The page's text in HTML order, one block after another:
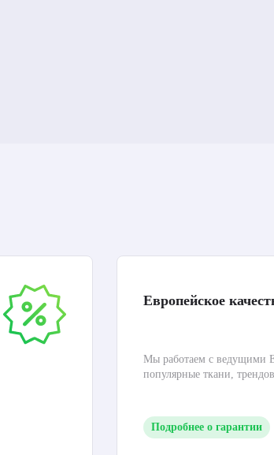
Европейское
Мы работаем с ведущими
популярные ткани,
Подробнее о гарантии